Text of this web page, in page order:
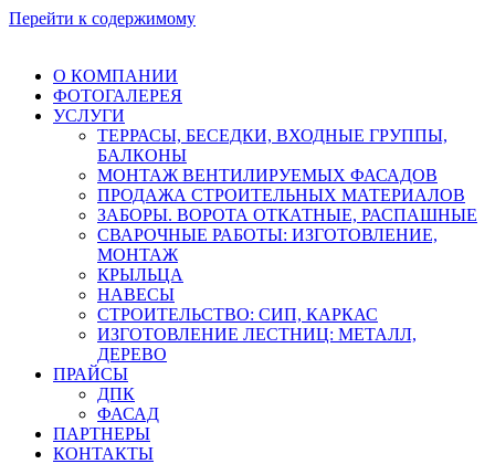
Перейти к содержимому
О КОМПАНИИ
ФОТОГАЛЕРЕЯ
УСЛУГИ
ТЕРРАСЫ, БЕСЕДКИ, ВХОДНЫЕ ГРУППЫ,
БАЛКОНЫ
МОНТАЖ ВЕНТИЛИРУЕМЫХ ФАСАДОВ
ПРОДАЖА СТРОИТЕЛЬНЫХ МАТЕРИАЛОВ
ЗАБОРЫ. ВОРОТА ОТКАТНЫЕ, РАСПАШНЫЕ
СВАРОЧНЫЕ РАБОТЫ: ИЗГОТОВЛЕНИЕ,
МОНТАЖ
КРЫЛЬЦА
НАВЕСЫ
СТРОИТЕЛЬСТВО: СИП, КАРКАС
ИЗГОТОВЛЕНИЕ ЛЕСТНИЦ: МЕТАЛЛ,
ДЕРЕВО
ПРАЙСЫ
ДПК
ФАСАД
ПАРТНЕРЫ
КОНТАКТЫ